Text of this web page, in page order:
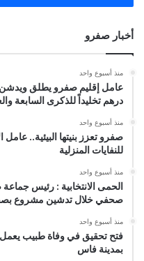
أخبار صفرو
منذ أسبوع واحد
درهم تخليداً للذكرى السابعة
منذ أسبوع واحد
صفرو تعزز بنيتها البيئية..
للنفايات المنزلية
منذ أسبوع واحد
الحمى الانتخابية : رئيس
صحفي خلال تدشين مشروع
منذ أسبوع واحد
فتح تحقيق في وفاة طبيب
بمدينة فاس